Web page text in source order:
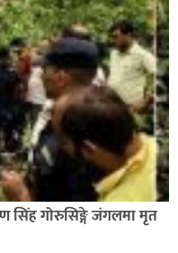
सिंह गोरुसिङ्गे जंगलमा मृत